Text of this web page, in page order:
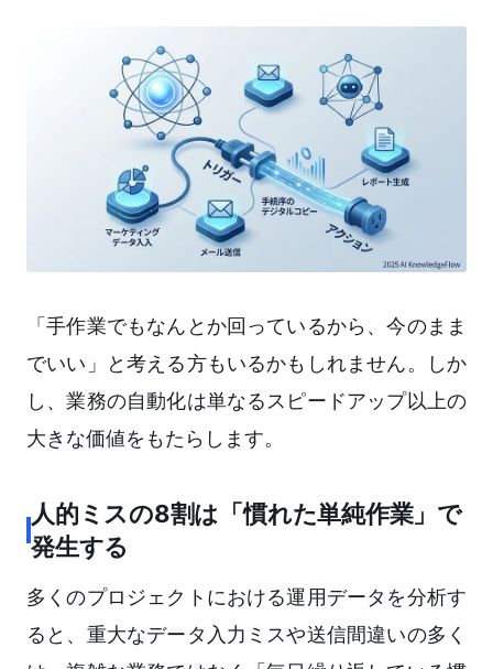
「手作業でもなんとか回っているから、今のまま
でいい」と考える方もいるかもしれません。しか
し、業務の自動化は単なるスピードアップ以上の
大きな価値をもたらします。
人的ミスの8割は「慣れた単純作業」で
発生する
多くのプロジェクトにおける運用データを分析す
ると、重大なデータ入力ミスや送信間違いの多く